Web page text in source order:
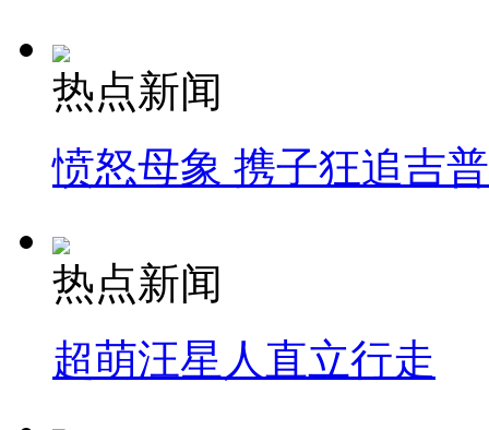
热点新闻
愤怒母象 携子狂追吉
热点新闻
超萌汪星人直立行走